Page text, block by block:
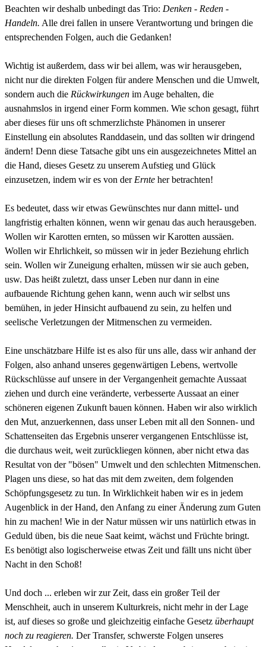
Beachten wir deshalb unbedingt das Trio: Denken - Reden -
Handeln. Alle drei fallen in unsere Verantwortung und bringen die
entsprechenden Folgen, auch die Gedanken!
Wichtig ist außerdem, dass wir bei allem, was wir herausgeben,
nicht nur die direkten Folgen für andere Menschen und die Umwelt,
sondern auch die Rückwirkungen im Auge behalten, die
ausnahmslos in irgend einer Form kommen. Wie schon gesagt, führt
aber dieses für uns oft schmerzlichste Phänomen in unserer
Einstellung ein absolutes Randdasein, und das sollten wir dringend
ändern! Denn diese Tatsache gibt uns ein ausgezeichnetes Mittel an
die Hand, dieses Gesetz zu unserem Aufstieg und Glück
einzusetzen, indem wir es von der Ernte her betrachten!
Es bedeutet, dass wir etwas Gewünschtes nur dann mittel- und
langfristig erhalten können, wenn wir genau das auch herausgeben.
Wollen wir Karotten ernten, so müssen wir Karotten aussäen.
Wollen wir Ehrlichkeit, so müssen wir in jeder Beziehung ehrlich
sein. Wollen wir Zuneigung erhalten, müssen wir sie auch geben,
usw. Das heißt zuletzt, dass unser Leben nur dann in eine
aufbauende Richtung gehen kann, wenn auch wir selbst uns
bemühen, in jeder Hinsicht aufbauend zu sein, zu helfen und
seelische Verletzungen der Mitmenschen zu vermeiden.
Eine unschätzbare Hilfe ist es also für uns alle, dass wir anhand der
Folgen, also anhand unseres gegenwärtigen Lebens, wertvolle
Rückschlüsse auf unsere in der Vergangenheit gemachte Aussaat
ziehen und durch eine veränderte, verbesserte Aussaat an einer
schöneren eigenen Zukunft bauen können. Haben wir also wirklich
den Mut, anzuerkennen, dass unser Leben mit all den Sonnen- und
Schattenseiten das Ergebnis unserer vergangenen Entschlüsse ist,
die durchaus weit, weit zurückliegen können, aber nicht etwa das
Resultat von der "bösen" Umwelt und den schlechten Mitmenschen.
Plagen uns diese, so hat das mit dem zweiten, dem folgenden
Schöpfungsgesetz zu tun. In Wirklichkeit haben wir es in jedem
Augenblick in der Hand, den Anfang zu einer Änderung zum Guten
hin zu machen! Wie in der Natur müssen wir uns natürlich etwas in
Geduld üben, bis die neue Saat keimt, wächst und Früchte bringt.
Es benötigt also logischerweise etwas Zeit und fällt uns nicht über
Nacht in den Schoß!
Und doch ... erleben wir zur Zeit, dass ein großer Teil der
Menschheit, auch in unserem Kulturkreis, nicht mehr in der Lage
ist, auf dieses so große und gleichzeitig einfache Gesetz überhaupt
noch zu reagieren. Der Transfer, schwerste Folgen unseres